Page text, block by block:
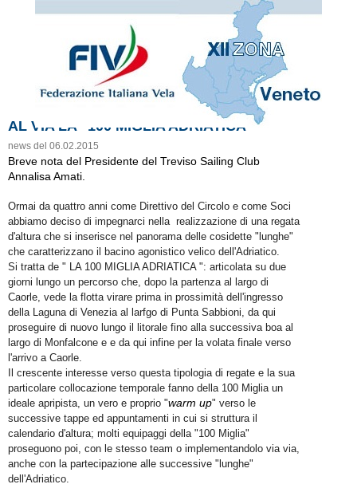
AL VIA LA "100 MIGLIA ADRIATICA"
news del 06.02.2015
Breve nota del Presidente del Treviso Sailing Club
Annalisa Amati.
Ormai da quattro anni come Direttivo del Circolo e come Soci
abbiamo deciso di impegnarci nella realizzazione di una regata
d'altura che si inserisce nel panorama delle cosidette "lunghe"
che caratterizzano il bacino agonistico velico dell'Adriatico.
Si tratta de " LA 100 MIGLIA ADRIATICA ": articolata su due
giorni lungo un percorso che, dopo la partenza al largo di
Caorle, vede la flotta virare prima in prossimità dell'ingresso
della Laguna di Venezia al larfgo di Punta Sabbioni, da qui
proseguire di nuovo lungo il litorale fino alla successiva boa al
largo di Monfalcone e e da qui infine per la volata finale verso
l'arrivo a Caorle.
Il crescente interesse verso questa tipologia di regate e la sua
particolare collocazione temporale fanno della 100 Miglia un
ideale apripista, un vero e proprio "warm up" verso le
successive tappe ed appuntamenti in cui si struttura il
calendario d'altura; molti equipaggi della "100 Miglia"
proseguono poi, con le stesso team o implementandolo via via,
anche con la partecipazione alle successive "lunghe"
dell'Adriatico.